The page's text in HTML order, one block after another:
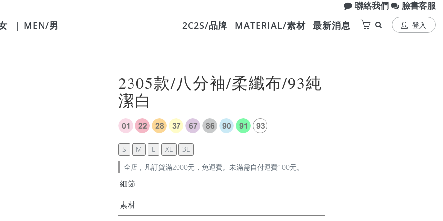
聯絡我們 臉書客服
| MEN/男 2C2S/品牌 MATERIAL/素材 最新消息 登入
2305款/八分袖/柔纖布/93純
潔白
S M L XL
3L
全店，凡訂貨滿2000元，免運費。未滿需自付運費100元。
細節
素材